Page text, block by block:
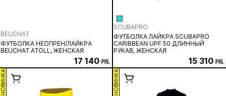
BEUCHAT
ФУТБОЛКА НЕОПРЕН/ЛАЙКРА
BEUCHAT ATOLL, ЖЕНСКАЯ
17 140 руб.
SCUBAPRO
ФУТБОЛКА ЛАЙКРА SCUBAPRO
CARIBBEAN UPF 50 ДЛИННЫЙ
РУКАВ, ЖЕНСКАЯ
15 310 руб.
НОВИНКА НОВИНКА